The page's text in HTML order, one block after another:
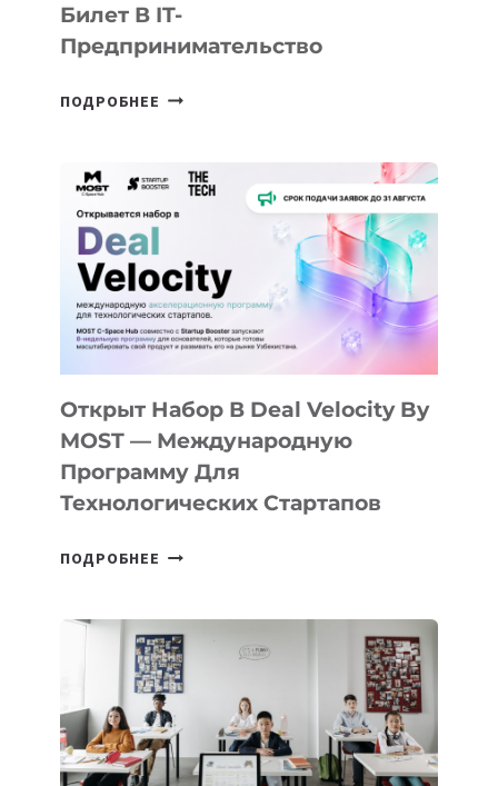
Билет В IT-
Предпринимательство
ПОДРОБНЕЕ ОТ
АЛМАТЫ:
КАК
AI
YOUTH
CAMP
ДАЛ
30
ПОДРОСТКАМ
БИЛЕТ
В
ПРЕДПРИНИМАТЕЛЬСТВО
Открыт Набор В Deal Velocity By
MOST — Международную
Программу Для
Технологических Стартапов
ПОДРОБНЕЕ ОТКРЫТ
DEAL
VELOCITY
BY
MOST
—
МЕЖДУНАРОДНУЮ